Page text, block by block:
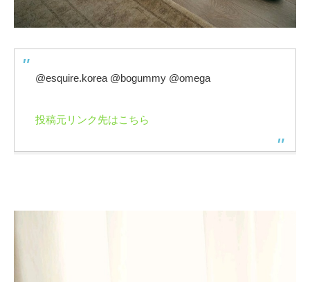
@esquire.korea @bogummy @omega
投稿元リンク先はこちら